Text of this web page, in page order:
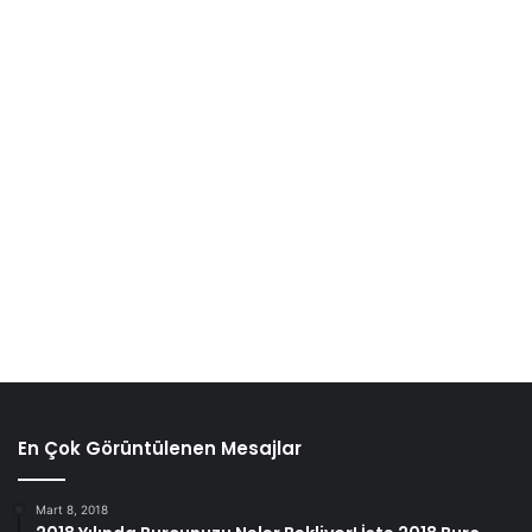
En Çok Görüntülenen Mesajlar
Mart 8, 2018